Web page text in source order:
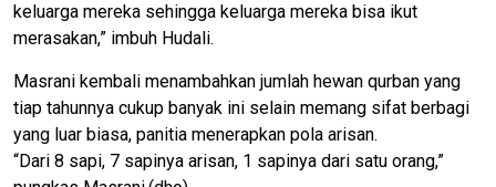
keluarga mereka sehingga keluarga mereka bisa ikut
merasakan,” imbuh Hudali.
Masrani kembali menambahkan jumlah hewan qurban yang
tiap tahunnya cukup banyak ini selain memang sifat berbagi
yang luar biasa, panitia menerapkan pola arisan.
“Dari 8 sapi, 7 sapinya arisan, 1 sapinya dari satu orang,”